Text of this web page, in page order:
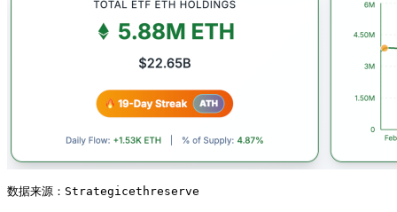
数据来源：Strategicethreserve